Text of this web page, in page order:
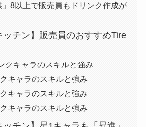
」8以上で販売員もドリンク作成が
ッチン】販売員のおすすめTire
クキャラのスキルと強み
キャラのスキルと強み
キャラのスキルと強み
キャラのスキルと強み